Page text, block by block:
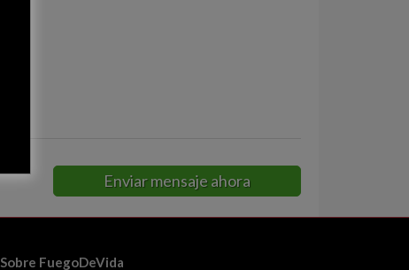
Enviar mensaje ahora
Sobre FuegoDeVida